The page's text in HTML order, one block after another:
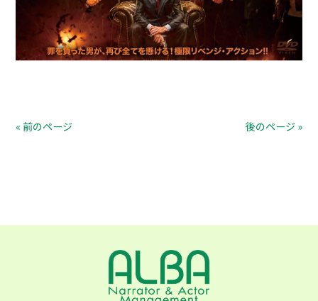
« 前のページ 後のページ »